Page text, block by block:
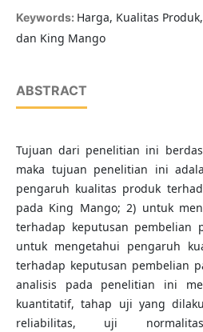
Keywords: Harga, Kualitas
dan King Mango
ABSTRACT
Tujuan dari penelitian ini
maka tujuan penelitian ini
pengaruh kualitas produk
pada King Mango; 2) untuk
terhadap keputusan pembelian
untuk mengetahui pengaruh
terhadap keputusan pembelian
analisis pada penelitian ini
kuantitatif, tahap uji yang
reliabilitas, uji normalitas,